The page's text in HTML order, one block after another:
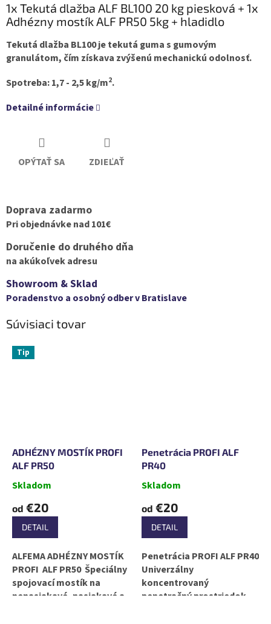
1x Tekutá dlažba ALF BL100 20 kg piesková + 1x
Adhézny mostík ALF PR50 5kg + hladidlo
Tekutá dlažba BL100 je tekutá guma s gumovým
granulátom, čím získava zvýšenú mechanickú odolnosť.
Spotreba: 1,7 - 2,5 kg/m2.
Detailné informácie
OPÝTAŤ SA ZDIEĽAŤ
Doprava zadarmo
Pri objednávke nad 101€
Doručenie do druhého dňa
na akúkoľvek adresu
Showroom & Sklad
Poradenstvo a osobný odber v Bratislave
Súvisiaci tovar
Tip
ADHÉZNY MOSTÍK PROFI
ALF PR50
Skladom
od €20
DETAIL
ALFEMA ADHÉZNY MOSTÍK
PROFI ALF PR50 Špeciálny
spojovací mostík na
nenasiakavé, nasiakavé a
Penetrácia PROFI ALF
PR40
Skladom
od €20
DETAIL
Penetrácia PROFI ALF PR40
Univerzálny
koncentrovaný
penetračný prostriedok,